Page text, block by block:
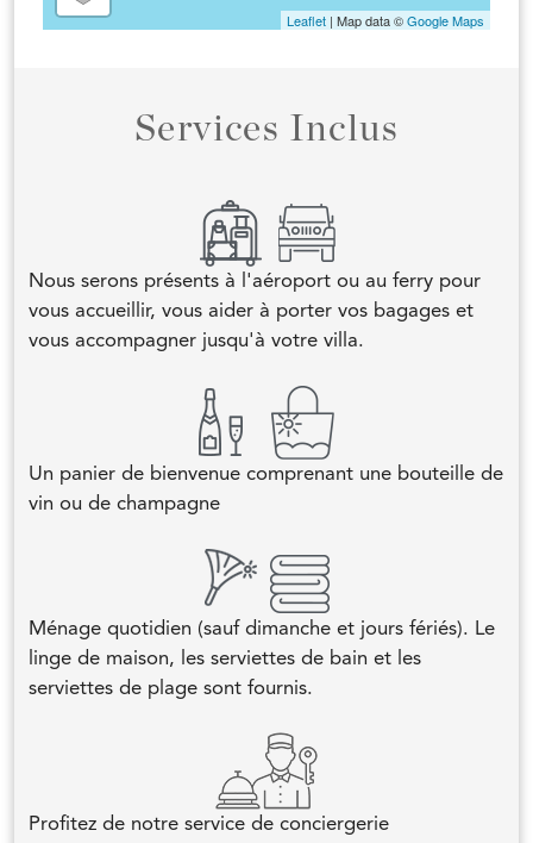
Leaflet | Map data ©Google Maps
Services Inclus
Nous serons présents à l'aéroport ou au ferry pour
vous accueillir, vous aider à porter vos bagages et
vous accompagner jusqu'à votre villa.
Un panier de bienvenue comprenant une bouteille de
vin ou de champagne
Ménage quotidien (sauf dimanche et jours fériés). Le
linge de maison, les serviettes de bain et les
serviettes de plage sont fournis.
Profitez de notre service de conciergerie